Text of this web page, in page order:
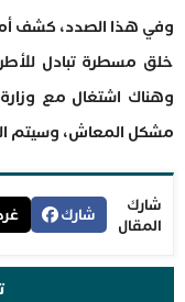
وفي هذا الصدد، كشف
خلق مسطرة تبادل للأطر
وهناك اشتغال مع وزارة
مشكل المعاش، وسيتم
شارك
المقال
شارك